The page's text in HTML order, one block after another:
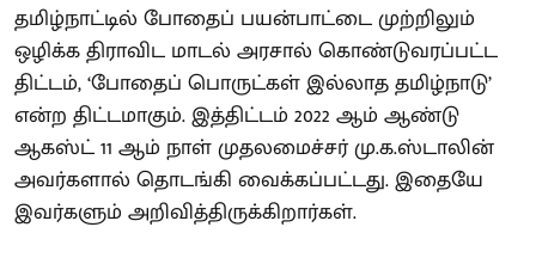
தமிழ்நாட்டில் போதைப் பயன்பாட்டை முற்றிலும்
ஒழிக்க திராவிட மாடல் அரசால் கொண்டுவரப்பட்ட
திட்டம், ‘போதைப் பொருட்கள் இல்லாத தமிழ்நாடு’
என்ற திட்டமாகும். இத்திட்டம் 2022 ஆம் ஆண்டு
ஆகஸ்ட் 11 ஆம் நாள் முதலமைச்சர் மு.க.ஸ்டாலின்
அவர்களால் தொடங்கி வைக்கப்பட்டது. இதையே
இவர்களும் அறிவித்திருக்கிறார்கள்.